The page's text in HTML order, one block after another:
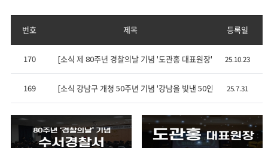
번호 제목 등록일
170 [소식 제 80주년 경찰의날 기념 '도관홍 대표원장' 감사장 수여식
25.10.23
169 [소식 강남구 개청 50주년 기념 '강남을 빛낸 50인 도관홍 대표원
25.7.31